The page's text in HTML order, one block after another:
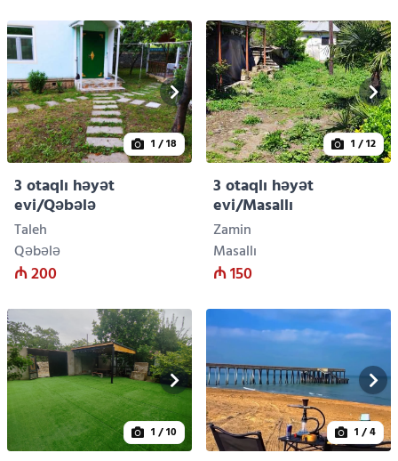
1 / 18
3 otaqlı həyət
evi/Qəbələ
Taleh
Qəbələ
₼ 200
1 / 12
3 otaqlı həyət
evi/Masallı
Zamin
Masallı
₼ 150
1 / 10 1 / 4